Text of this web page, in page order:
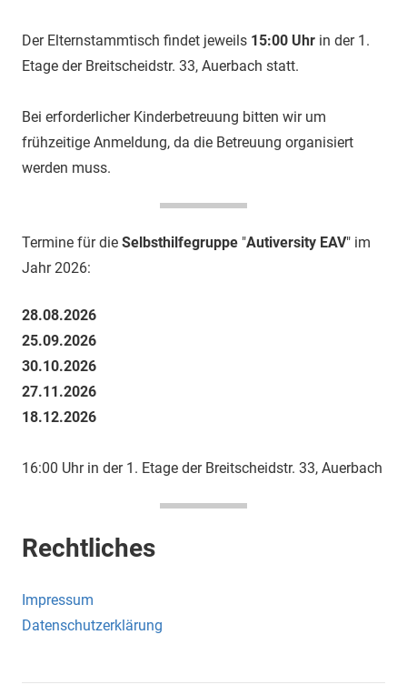
Der Elternstammtisch findet jeweils 15:00 Uhr in der 1.
Etage der Breitscheidstr. 33, Auerbach statt.
Bei erforderlicher Kinderbetreuung bitten wir um
frühzeitige Anmeldung, da die Betreuung organisiert
werden muss.
Termine für die Selbsthilfegruppe "Autiversity EAV" im
Jahr 2026:
28.08.2026
25.09.2026
30.10.2026
27.11.2026
18.12.2026
16:00 Uhr in der 1. Etage der Breitscheidstr. 33, Auerbach
Rechtliches
Impressum
Datenschutzerklärung